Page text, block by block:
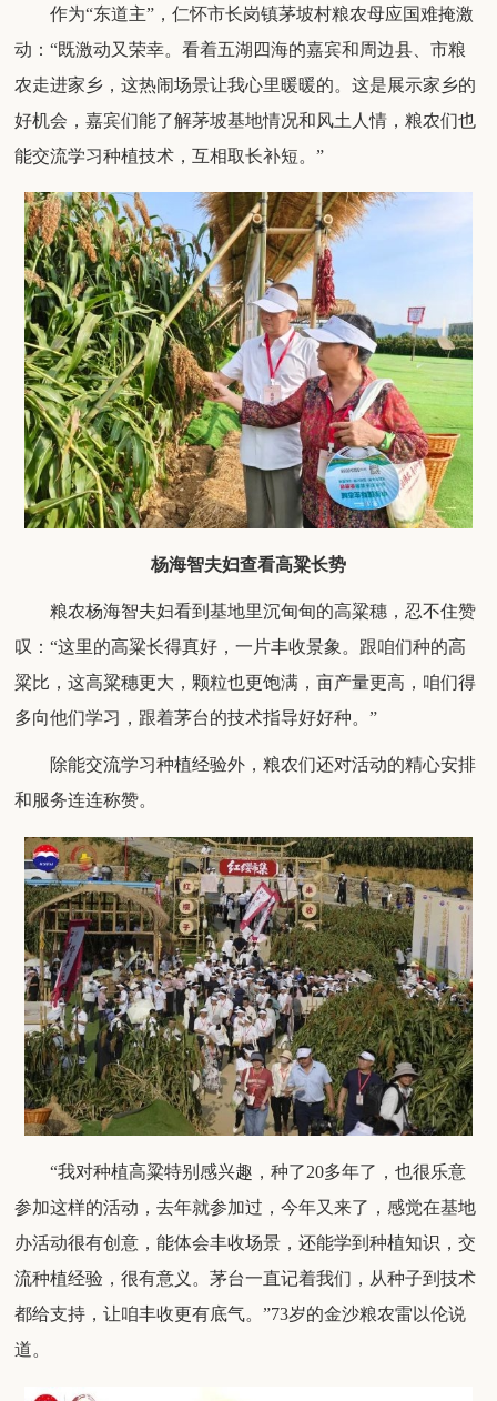
作为“东道主”，仁怀市长岗镇茅坡村粮农母应国难掩激
动：“既激动又荣幸。看着五湖四海的嘉宾和周边县、市粮
农走进家乡，这热闹场景让我心里暖暖的。这是展示家乡的
好机会 ，嘉宾们能了解茅坡基地情况和风土人情，粮农们也
能交流学习种植技术，互相取长补短。”
杨海智夫妇查看高粱长势
粮农杨海智夫妇看到基地里沉甸甸的高粱穗，忍不住赞
叹：“这里的高粱长得真好，一片丰收景象。跟咱们种的高
粱比，这高粱穗更大，颗粒也更饱满，亩产量更高，咱们得
多向他们学习，跟着茅台的技术指导好好种。”
除能交流学习种植经验外，粮农们还对活动的精心安排
和服务连连称赞。
“我对种植高粱特别感兴趣 ，种了20多年了，也很乐意
参加这样的活动，去年就参加过 ，今年又来了，感觉在基地
办活动很有创意 ，能体会丰收场景，还能学到种植知识，交
流种植经验，很有意义。茅台一直记着我们，从种子到技术
都给支持，让咱丰收更有底气。”73岁的金沙粮农雷以伦说
道。